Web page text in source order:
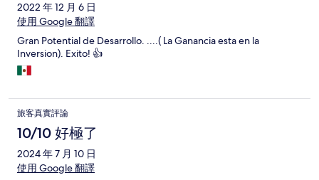
2022 年 12 月 6 日
使用 Google 翻譯
Gran Potential de Desarrollo. ....( La Ganancia esta en la
Inversion). Exito! 👍
旅客真實評論
10/10 好極了
2024 年 7 月 10 日
使用 Google 翻譯